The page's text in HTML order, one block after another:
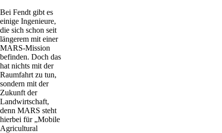
Bei Fendt gibt es
einige Ingenieure,
die sich schon seit
längerem mit einer
MARS-Mission
befinden. Doch das
hat nichts mit der
Raumfahrt zu tun,
sondern mit der
Zukunft der
Landwirtschaft,
denn MARS steht
hierbei für „Mobile
Agricultural